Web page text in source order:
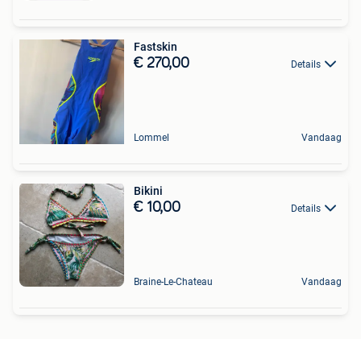
Fastskin
€ 270,00 Details
Lommel Vandaag
Bikini
€ 10,00 Details
Braine-Le-Chateau Vandaag